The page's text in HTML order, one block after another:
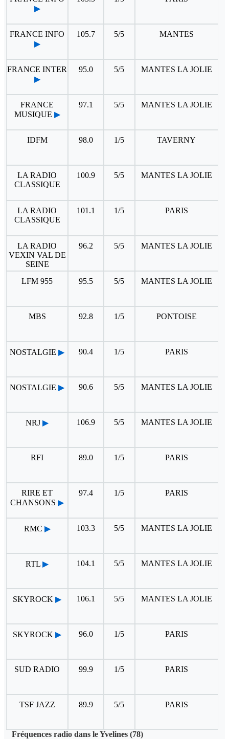
▶
FRANCE INFO
▶
105.7 5/5 MANTES
FRANCE INTER
▶
95.0 5/5 MANTES LA JOLIE
FRANCE
MUSIQUE ▶
97.1 5/5 MANTES LA JOLIE
IDFM 98.0 1/5 TAVERNY
LA RADIO
CLASSIQUE
100.9 5/5 MANTES LA JOLIE
LA RADIO
CLASSIQUE
101.1 1/5 PARIS
LA RADIO
VEXIN VAL DE
SEINE
96.2 5/5 MANTES LA JOLIE
LFM 955 95.5 5/5 MANTES LA JOLIE
MBS 92.8 1/5 PONTOISE
NOSTALGIE ▶ 90.4 1/5 PARIS
NOSTALGIE ▶ 90.6 5/5 MANTES LA JOLIE
NRJ ▶ 106.9 5/5 MANTES LA JOLIE
RFI 89.0 1/5 PARIS
RIRE ET
CHANSONS ▶
97.4 1/5 PARIS
RMC ▶ 103.3 5/5 MANTES LA JOLIE
RTL ▶ 104.1 5/5 MANTES LA JOLIE
SKYROCK ▶ 106.1 5/5 MANTES LA JOLIE
SKYROCK ▶ 96.0 1/5 PARIS
SUD RADIO 99.9 1/5 PARIS
TSF JAZZ 89.9 5/5 PARIS
Fréquences radio dans le Yvelines (78)